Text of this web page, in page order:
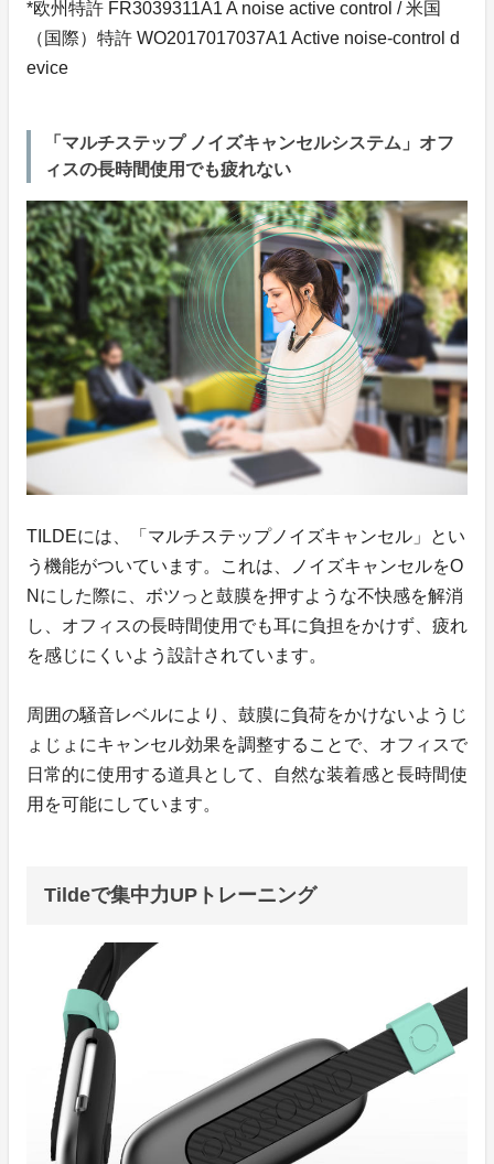
*欧州特許 FR3039311A1 A noise active control / 米国
（国際）特許 WO2017017037A1 Active noise-control d
evice
「マルチステップ ノイズキャンセルシステム」オフ
ィスの長時間使用でも疲れない
TILDEには、「マルチステップノイズキャンセル」とい
う機能がついています。これは、ノイズキャンセルをO
Nにした際に、ボツっと鼓膜を押すような不快感を解消
し、オフィスの長時間使用でも耳に負担をかけず、疲れ
を感じにくいよう設計されています。
周囲の騒音レベルにより、鼓膜に負荷をかけないようじ
ょじょにキャンセル効果を調整することで、オフィスで
日常的に使用する道具として、自然な装着感と長時間使
用を可能にしています。
Tildeで集中力UPトレーニング